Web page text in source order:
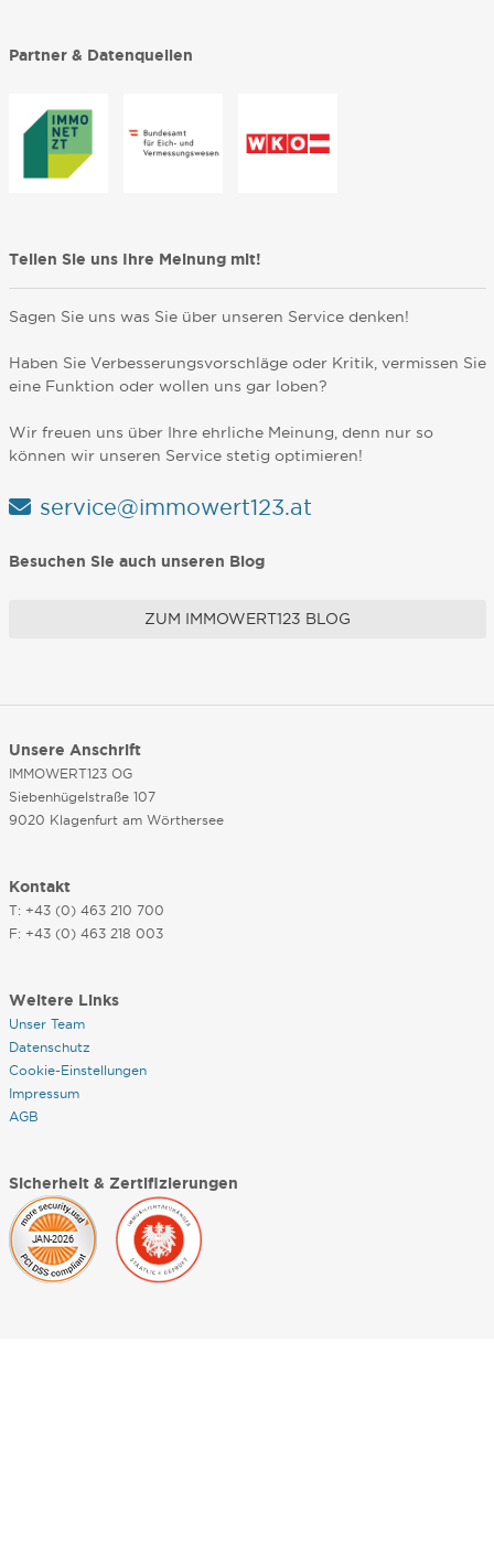
Partner & Datenquellen
Teilen Sie uns Ihre Meinung mit!
Sagen Sie uns was Sie über unseren Service denken!
Haben Sie Verbesserungsvorschläge oder Kritik, vermissen Sie
eine Funktion oder wollen uns gar loben?
Wir freuen uns über Ihre ehrliche Meinung, denn nur so
können wir unseren Service stetig optimieren!
service@immowert123.at
Besuchen Sie auch unseren Blog
ZUM IMMOWERT123 BLOG
Unsere Anschrift
IMMOWERT123 OG
Siebenhügelstraße 107
9020 Klagenfurt am Wörthersee
Kontakt
T: +43 (0) 463 210 700
F: +43 (0) 463 218 003
Weitere Links
Unser Team
Datenschutz
Cookie-Einstellungen
Impressum
AGB
Sicherheit & Zertifizierungen